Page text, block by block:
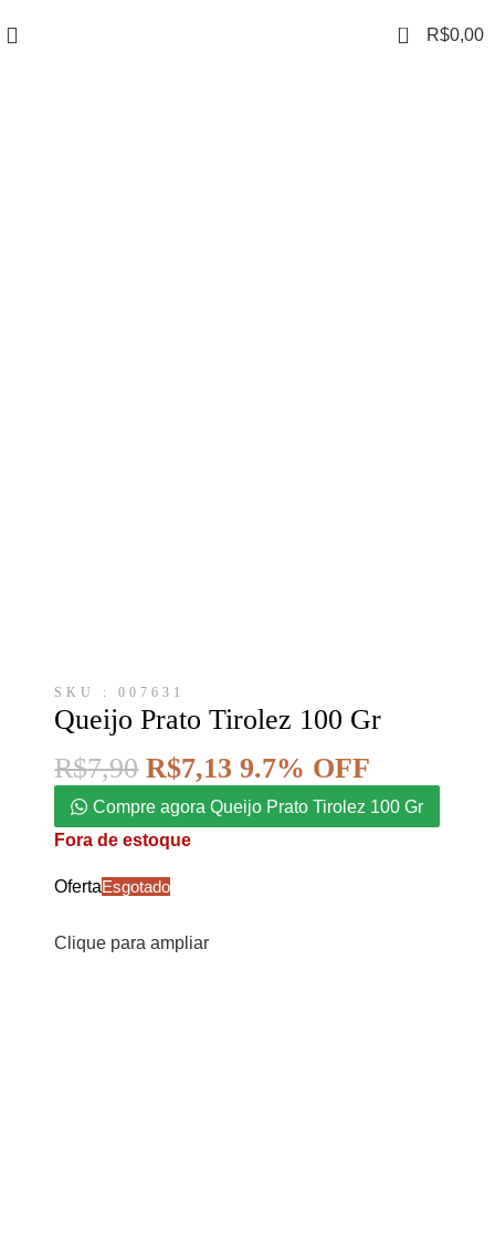
0 R$0,00
OfertaEsgotado
Clique para ampliar
SKU : 007631
Queijo Prato Tirolez 100 Gr
R$7,90 R$7,13 9.7% OFF
Compre agora Queijo Prato Tirolez 100 Gr
Fora de estoque